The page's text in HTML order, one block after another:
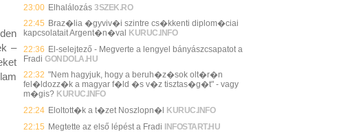
–
23:00 Elhalálozás 3SZEK.RO
22:45 Braz�lia �gyviv�i szintre cs�kkenti diplom�ciai
kapcsolatait Argent�n�val KURUC.INFO
22:36 El-selejtező - Megverte a lengyel bányászcsapatot a
Fradi GONDOLA.HU
22:32 "Nem hagyjuk, hogy a beruh�z�sok olt�r�n
fel�ldozz�k a magyar f�ld �s v�z tisztas�g�t" - vagy
m�gis? KURUC.INFO
22:24 Eloltott�k a t�zet Noszlopn�l KURUC.INFO
22:15 Megtette az első lépést a Fradi INFOSTART.HU